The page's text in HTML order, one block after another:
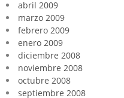
abril 2009
marzo 2009
febrero 2009
enero 2009
diciembre 2008
noviembre 2008
octubre 2008
septiembre 2008